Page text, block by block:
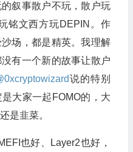
叙事散户不玩，散户玩
铭文西方玩DEPIN。作
场，都是精英。我理解
有一个新的故事让散户
说的特别
大家一起FOMO的，大
是韭菜。
也好、Layer2也好，